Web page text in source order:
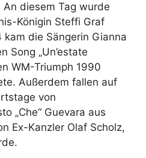
diesem Tag wurde
Königin Steffi Graf
kam die Sängerin Gianna
Song „Un’estate
WM-Triumph 1990
Außerdem fallen auf
von
„Che“ Guevara aus
Ex-Kanzler Olaf Scholz,